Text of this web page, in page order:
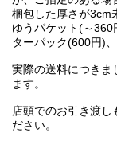
梱包した厚さが3cm
ゆうパケット(～
ターパック(600円)
実際の送料につきま
ます。
店頭でのお引き渡し
ださい。